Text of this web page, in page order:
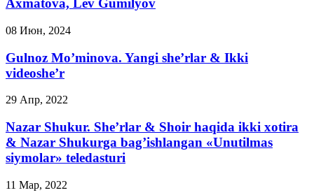
Axmatova, Lev Gumilyov
08 Июн, 2024
Gulnoz Mo’minova. Yangi she’rlar & Ikki
videoshe’r
29 Апр, 2022
Nazar Shukur. She’rlar & Shoir haqida ikki xotira
& Nazar Shukurga bag’ishlangan «Unutilmas
siymolar» teledasturi
11 Мар, 2022